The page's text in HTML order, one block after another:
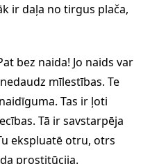
ir daļa no tirgus plača,
bez naida! Jo naids var
mīlestības. Te
Tas ir ļoti
Tā ir savstarpēja
ekspluatē otru, otrs
prostitūcija.